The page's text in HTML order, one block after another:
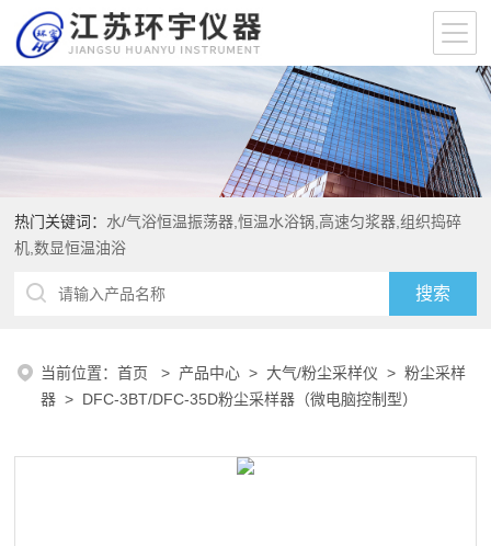
热门关键词： 水/气浴恒温振荡器,恒温水浴锅,高速匀浆器,组织捣碎
机,数显恒温油浴
当前位置：首页 > 产品中心 >大气/粉尘采样仪 >粉尘采样
器 > DFC-3BT/DFC-35D粉尘采样器（微电脑控制型）